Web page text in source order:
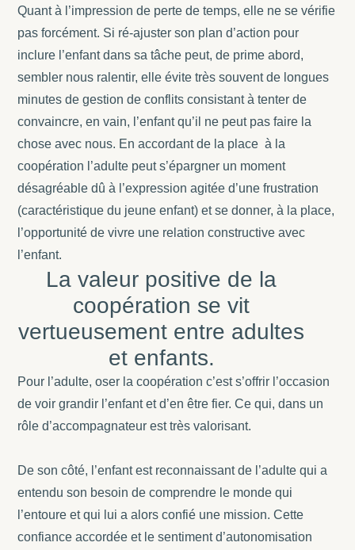
Quant à l’impression de perte de temps, elle ne se vérifie
pas forcément. Si ré-ajuster son plan d’action pour
inclure l’enfant dans sa tâche peut, de prime abord,
sembler nous ralentir, elle évite très souvent de longues
minutes de gestion de conflits consistant à tenter de
convaincre, en vain, l’enfant qu’il ne peut pas faire la
chose avec nous. En accordant de la place à la
coopération l’adulte peut s’épargner un moment
désagréable dû à l’expression agitée d’une frustration
(caractéristique du jeune enfant) et se donner, à la place,
l’opportunité de vivre une relation constructive avec
l’enfant.
La valeur positive de la
coopération se vit
vertueusement entre adultes
et enfants.
Pour l’adulte, oser la coopération c’est s’offrir l’occasion
de voir grandir l’enfant et d’en être fier. Ce qui, dans un
rôle d’accompagnateur est très valorisant.
De son côté, l’enfant est reconnaissant de l’adulte qui a
entendu son besoin de comprendre le monde qui
l’entoure et qui lui a alors confié une mission. Cette
confiance accordée et le sentiment d’autonomisation